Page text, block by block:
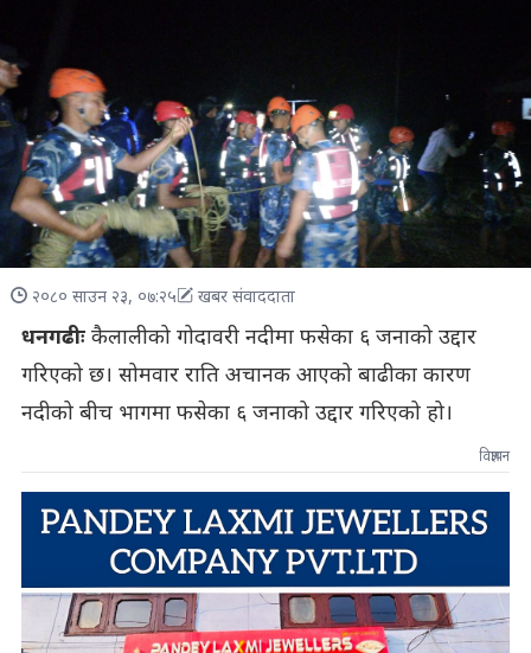
२०८० साउन २३, ०७:२५ खबर संवाददाता
धनगढीःकैलालीको गोदावरी नदीमा फसेका ६ जनाको उद्दार
गरिएको छ। सोमवार राति अचानक आएको बाढीका कारण
नदीको बीच भागमा फसेका ६ जनाको उद्दार गरिएको हो।
विज्ञापन